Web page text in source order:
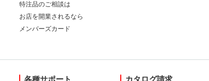
特注品のご相談は
お店を開業されるなら
メンバーズカード
各種サポート カタログ請求